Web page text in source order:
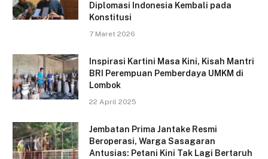
Diplomasi Indonesia Kembali pada
Konstitusi
7 Maret 2026
Inspirasi Kartini Masa Kini, Kisah Mantri
BRI Perempuan Pemberdaya UMKM di
Lombok
22 April 2025
Jembatan Prima Jantake Resmi
Beroperasi, Warga Sasagaran
Antusias: Petani Kini Tak Lagi Bertaruh